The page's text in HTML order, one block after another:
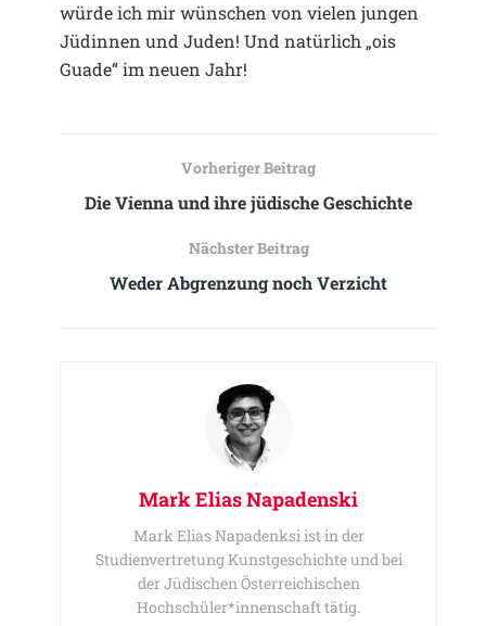
würde ich mir wünschen von vielen jungen
Jüdinnen und Juden! Und natürlich „ois
Guade“ im neuen Jahr!
Vorheriger Beitrag
Die Vienna und ihre jüdische Geschichte
Nächster Beitrag
Weder Abgrenzung noch Verzicht
Mark Elias Napadenski
Mark Elias Napadenksi ist in der
Studienvertretung Kunstgeschichte und bei
der Jüdischen Österreichischen
Hochschüler*innenschaft tätig.